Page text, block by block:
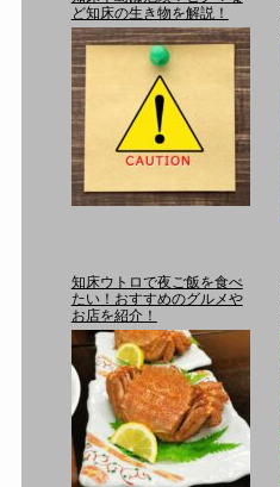
ど知床の生き物を解説！
知床ウトロで夜ご飯を食べ
たい！おすすめのグルメや
お店を紹介！